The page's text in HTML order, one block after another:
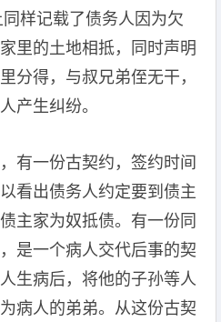
同样记载了债务人因为欠
里的土地相抵，同时声明
分得，与叔兄弟侄无干，
产生纠纷。
有一份古契约，签约时间
看出债务人约定要到债主
主家为奴抵债。有一份同
是一个病人交代后事的契
生病后，将他的子孙等人
病人的弟弟。从这份古契